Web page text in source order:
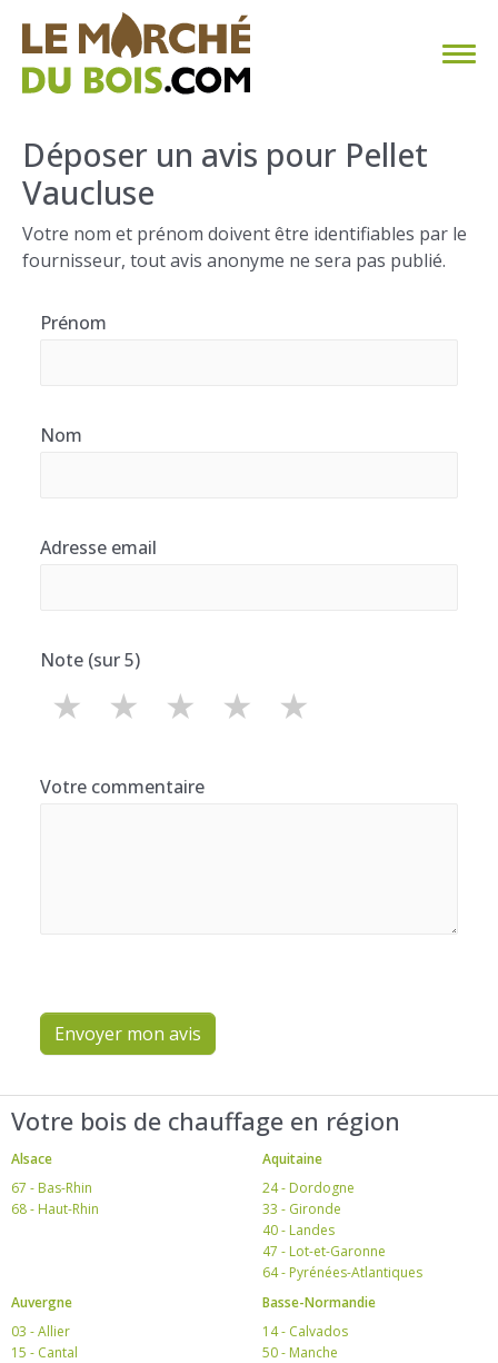
CHAUFFAGE AU BOIS
FAQ
CALCULER SA CONSOMMATION
Déposer un avis pour Pellet
Vaucluse
Votre nom et prénom doivent être identifiables par le
fournisseur, tout avis anonyme ne sera pas publié.
Prénom
Nom
Adresse email
Note (sur 5)
★
★
★
★
★
Votre commentaire
Envoyer mon avis
Votre bois de chauffage en région
Alsace
67 - Bas-Rhin
68 - Haut-Rhin
Aquitaine
24 - Dordogne
33 - Gironde
40 - Landes
47 - Lot-et-Garonne
64 - Pyrénées-Atlantiques
Auvergne
03 - Allier
15 - Cantal
Basse-Normandie
14 - Calvados
50 - Manche